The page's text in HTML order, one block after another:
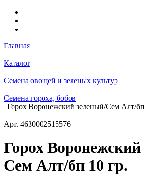
Главная
Каталог
Семена овощей и зеленых культур
Семена гороха, бобов
Горох Воронежский зеленый/Сем Алт/
Арт. 4630002515576
Горох
Сем Алт/бп 10 гр.